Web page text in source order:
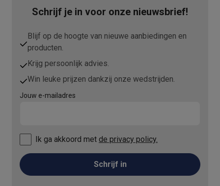
Schrijf je in voor onze nieuwsbrief!
Blijf op de hoogte van nieuwe aanbiedingen en
producten.
Krijg persoonlijk advies.
Win leuke prijzen dankzij onze wedstrijden.
Jouw e-mailadres
Ik ga akkoord met de privacy policy.
Schrijf in